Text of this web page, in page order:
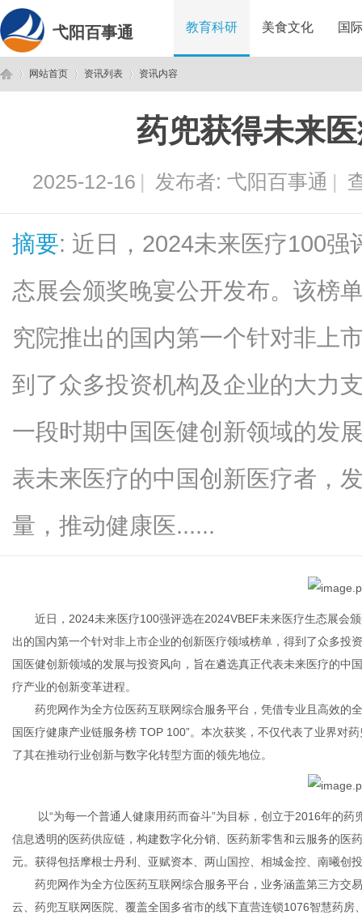
弋阳百事通 教育科研 美食文化 国
网站首页 资讯列表 资讯内容
药兜获得未来
2025-12-16 | 发布者: 弋阳百事通 |
摘要: 近日，2024未来医疗100
态展会颁奖晚宴公开发布。该榜
究院推出的国内第一个针对非上
到了众多投资机构及企业的大力
一段时期中国医健创新领域的发
表未来医疗的中国创新医疗者，
量，推动健康医......
近日，2024未来医疗100强评选在2024VBEF未来医疗生态展会
出的国内第一个针对非上市企业的创新医疗领域榜单，得到了众多投
国医健创新领域的发展与投资风向，旨在遴选真正代表未来医疗的中
疗产业的创新变革进程。
药兜网作为全方位医药互联网综合服务平台，凭借专业且高效的
国医疗健康产业链服务榜 TOP 100”。本次获奖，不仅代表了业界对
了其在推动行业创新与数字化转型方面的领先地位。
以“为每一个普通人健康用药而奋斗”为目标，创立于2016年的药
信息透明的医药供应链，构建数字化分销、医药新零售和云服务的医
元。获得包括摩根士丹利、亚赋资本、两山国控、相城金控、南曦创
药兜网作为全方位医药互联网综合服务平台，业务涵盖第三方交
云、药兜互联网医院、覆盖全国多省市的线下直营连锁1076智慧药